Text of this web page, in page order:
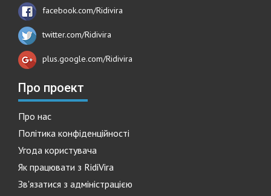
facebook.com/Ridivira
twitter.com/Ridivira
plus.google.com/Ridivira
Про проект
Про нас
Політика конфіденційності
Угода користувача
Як працювати з RidiVira
Зв'язатися з адміністрацією